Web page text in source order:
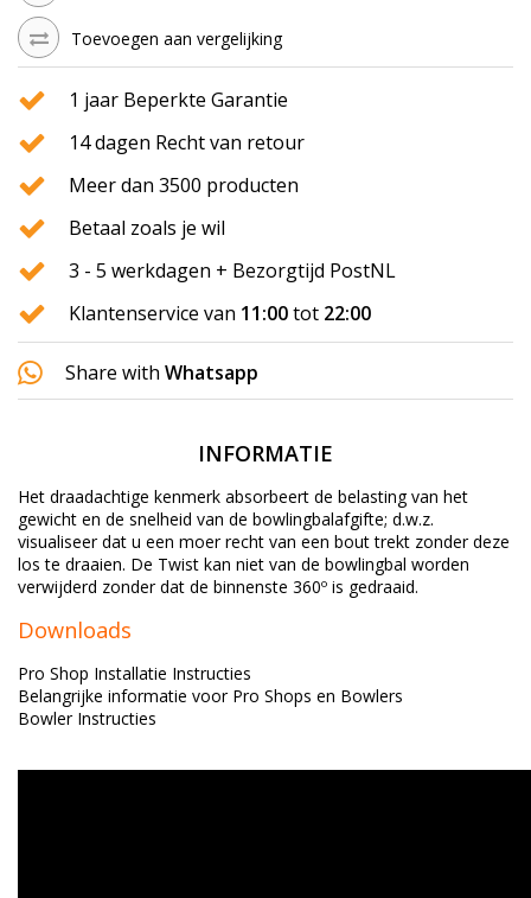
Toevoegen aan vergelijking
1 jaar Beperkte Garantie
14 dagen Recht van retour
Meer dan 3500 producten
Betaal zoals je wil
3 - 5 werkdagen + Bezorgtijd PostNL
Klantenservice van 11:00tot 22:00
Share with Whatsapp
INFORMATIE
Het draadachtige kenmerk absorbeert de belasting van het
gewicht en de snelheid van de bowlingbalafgifte; d.w.z.
visualiseer dat u een moer recht van een bout trekt zonder deze
los te draaien. De Twist kan niet van de bowlingbal worden
verwijderd zonder dat de binnenste 360º is gedraaid.
Downloads
Pro Shop Installatie Instructies
Belangrijke informatie voor Pro Shops en Bowlers
Bowler Instructies